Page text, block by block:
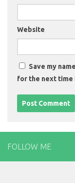
Website
Save my
for the next time
FOLLOW ME